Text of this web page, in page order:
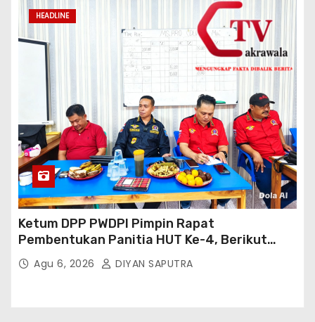
HEADLINE
Ketum DPP PWDPI Pimpin Rapat
Pembentukan Panitia HUT Ke-4, Berikut
Susunan Dan Rangkaian Kegiatannya
Agu 6, 2026 DIYAN SAPUTRA